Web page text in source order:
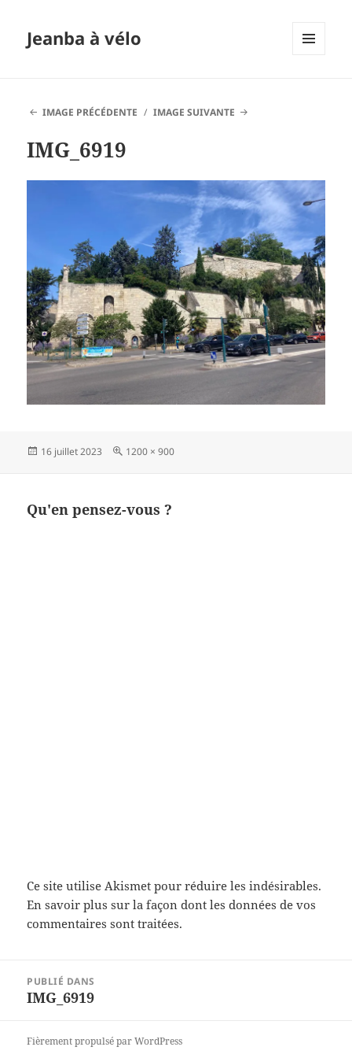
Jeanba à vélo
IMAGE PRÉCÉDENTE
IMAGE SUIVANTE
IMG_6919
Publié
16 juillet 2023
Taille
1200 × 900
Qu'en pensez-vous ?
Ce site utilise Akismet pour réduire les indésirables.
En savoir plus sur la façon dont les données de vos
commentaires sont traitées.
l’article
PUBLIÉ DANS
IMG_6919
Fièrement propulsé par WordPress